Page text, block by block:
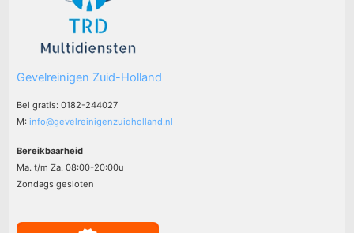
Gevelreinigen Zuid-Holland
Bel gratis: 0182-244027
M:info@gevelreinigenzuidholland.nl
Bereikbaarheid
Ma. t/m Za. 08:00-20:00u
Zondags gesloten